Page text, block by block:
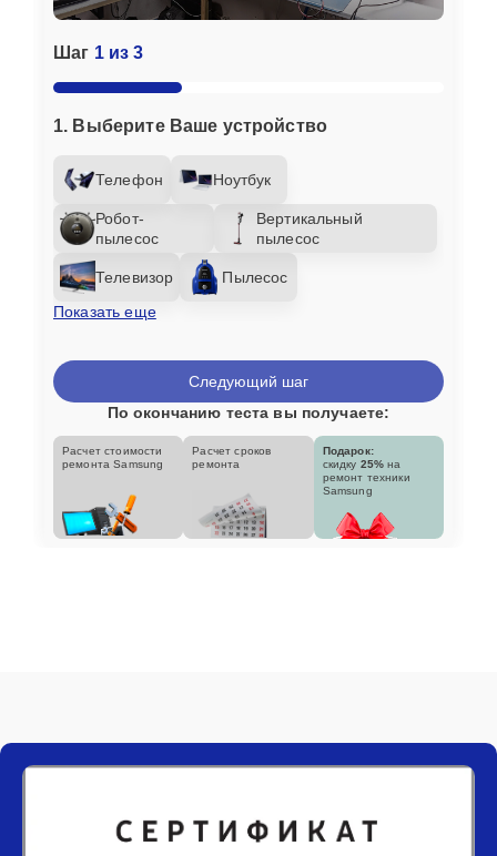
Шаг 1 из 3
1. Выберите Ваше устройство
Телефон Ноутбук
Робот-
пылесос
Вертикальный
пылесос
Телевизор
Пылесос
Показать еще
Следующий шаг
По окончанию теста вы получаете:
Расчет стоимости
ремонта Samsung
Расчет сроков
ремонта
Подарок:
скидку 25% на
ремонт техники
Samsung